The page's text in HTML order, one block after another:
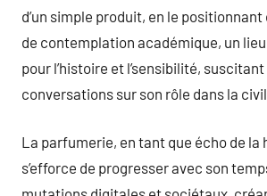
d’un simple produit, en le
de contemplation académique, un
pour l’histoire et l’sensibilité,
conversations sur son rôle dans la
La parfumerie, en tant que écho de la
s’efforce de progresser avec son